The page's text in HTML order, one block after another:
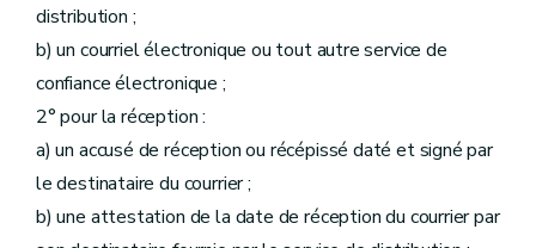
distribution ;
b) un courriel électronique ou tout autre service de
confiance électronique ;
2° pour la réception :
a) un accusé de réception ou récépissé daté et signé par
le destinataire du courrier ;
b) une attestation de la date de réception du courrier par